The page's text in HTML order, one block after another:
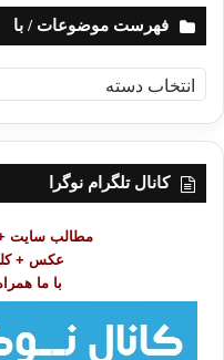
فهرست موضوعات / با
ه
ر
کانال تلگرام نوگرا
مطالب سایت
عکس +
با ما